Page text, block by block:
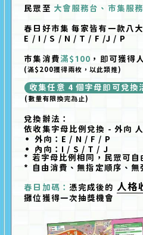
民 眾 至 大會服務台、市集服
春日好市集 每家皆有一款八
E / I / S / N / T / F /J / P
市集消費 滿$100 ， 即 可獲得
(滿$200獲得兩枚，以此類推)
收集任意 4 個字母 即 可兌換
(數量有限換完為 止)
兌換辦法：
依收集字母比例兌換 - 外向
外向：E / N / F / P
內向：I / S / T / J
若字母比例相同，民 眾 可自
自由消費、無指定順序、無
春日加碼： 憑完成後的 人格
攤位獲得一次抽獎機會